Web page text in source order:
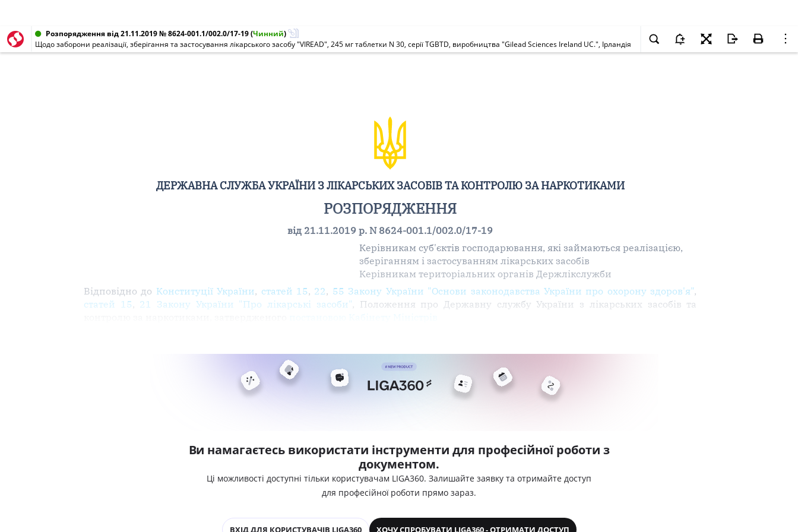
Розпорядження від 21.11.2019 № 8624-001.1/002.0/17-19(Чинний)
Щодо заборони реалізації, зберігання та застосування лікарського засобу "VIREAD", 245 мг таблетки N 30, серії TGBTD, виробництва "Gilead Sciences Ireland UC.", Ірландія
ДЕРЖАВНА СЛУЖБА УКРАЇНИ З ЛІКАРСЬКИХ ЗАСОБІВ ТА КОНТРОЛЮ ЗА НАРКОТИКАМИ
РОЗПОРЯДЖЕННЯ
від 21.11.2019 р. N 8624-001.1/002.0/17-19
Керівникам суб'єктів господарювання, які займаються реалізацією,
зберіганням і застосуванням лікарських засобів
Керівникам територіальних органів Держлікслужби
Відповідно до Конституції України, статей 15, 22, 55 Закону України "Основи законодавства України про охорону здоров'я",
статей 15 , 21 Закону України "Про лікарські засоби", Положення про Державну службу України з лікарських засобів та
Ви намагаєтесь використати інструменти для професійної роботи з
документом.
Ці можливості доступні тільки користувачам LIGA360. Залишайте заявку та отримайте доступ
для професійної роботи прямо зараз.
ВХІД ДЛЯ КОРИСТУВАЧІВ LIGA360 ХОЧУ СПРОБУВАТИ LIGA360 - ОТРИМАТИ ДОСТУП